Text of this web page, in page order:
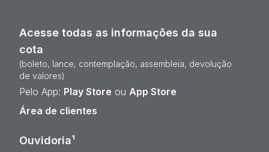
Acesse todas as informações da sua
cota
(boleto, lance, contemplação, assembleia, devolução
de valores)
Pelo App: Play Store ou App Store
Área de clientes
Ouvidoria¹